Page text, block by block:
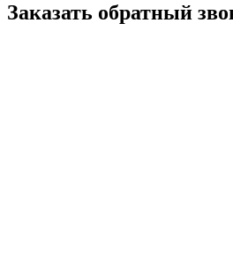
Заказать обратный